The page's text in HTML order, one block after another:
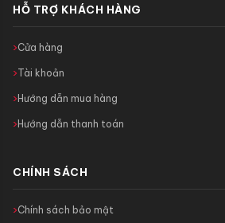
HỖ TRỢ KHÁCH HÀNG
Cửa hàng
Tài khoản
Hướng dẫn mua hàng
Hướng dẫn thanh toán
CHÍNH SÁCH
Chính sách bảo mật